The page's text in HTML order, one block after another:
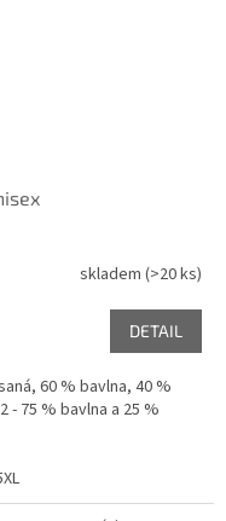
skladem (>20 ks)
DETAIL
60 % bavlna, 40 %
75 % bavlna a 25 %